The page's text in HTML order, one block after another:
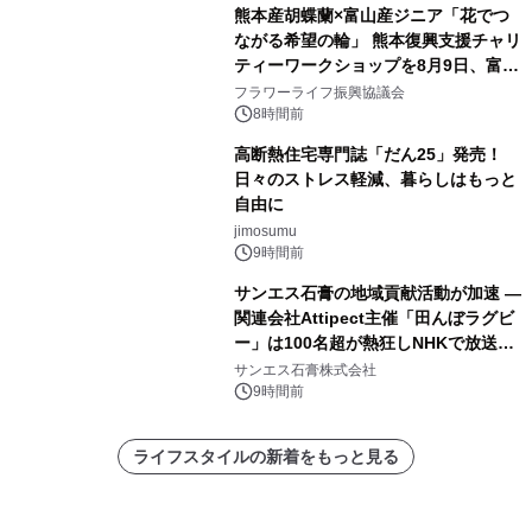
熊本産胡蝶蘭×富山産ジニア「花でつ
ながる希望の輪」 熊本復興支援チャリ
ティーワークショップを8月9日、富
山・射水で開催
フラワーライフ振興協議会
8時間前
高断熱住宅専門誌「だん25」発売！
日々のストレス軽減、暮らしはもっと
自由に
jimosumu
9時間前
サンエス石膏の地域貢献活動が加速 ―
関連会社Attipect主催「田んぼラグビ
ー」は100名超が熱狂しNHKで放送さ
れました。
サンエス石膏株式会社
9時間前
ライフスタイルの新着をもっと見る